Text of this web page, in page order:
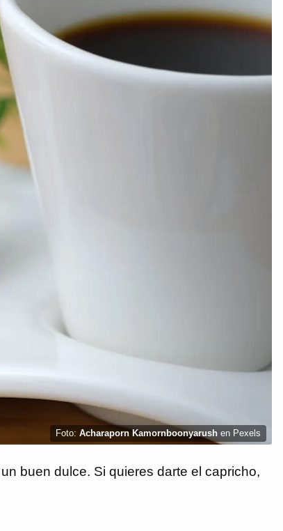
Foto: Acharaporn Kamornboonyarush en Pexels
buen dulce. Si quieres darte el capricho,